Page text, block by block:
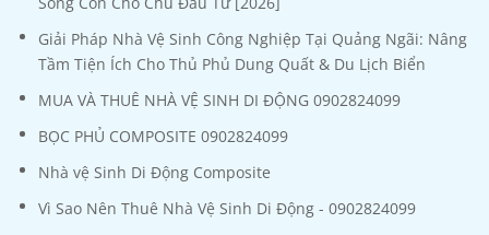
Giải Pháp Nhà Vệ Sinh Công Nghiệp Tại Quảng Ngãi: Nâng
Tầm Tiện Ích Cho Thủ Phủ Dung Quất & Du Lịch Biển
MUA VÀ THUÊ NHÀ VỆ SINH DI ĐỘNG 0902824099
BỌC PHỦ COMPOSITE 0902824099
Nhà vệ Sinh Di Động Composite
Vì Sao Nên Thuê Nhà Vệ Sinh Di Động - 0902824099